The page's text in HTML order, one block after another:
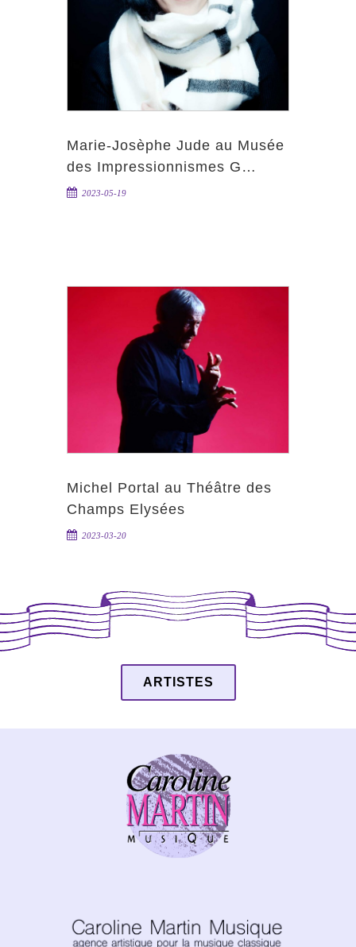
Marie-Josèphe Jude au Musée
des Impressionnismes G…
2023-05-19
Michel Portal au Théâtre des
Champs Elysées
2023-03-20
ARTISTES